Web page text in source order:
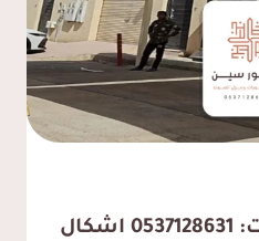
حداد مظلات الخبر ت: 0537128631 اشكال